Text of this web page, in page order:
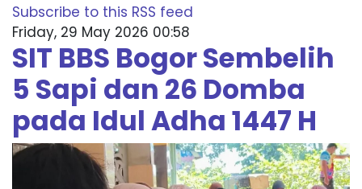
Subscribe to this RSS feed
Friday, 29 May 2026 00:58
SIT BBS Bogor Sembelih
5 Sapi dan 26 Domba
pada Idul Adha 1447 H